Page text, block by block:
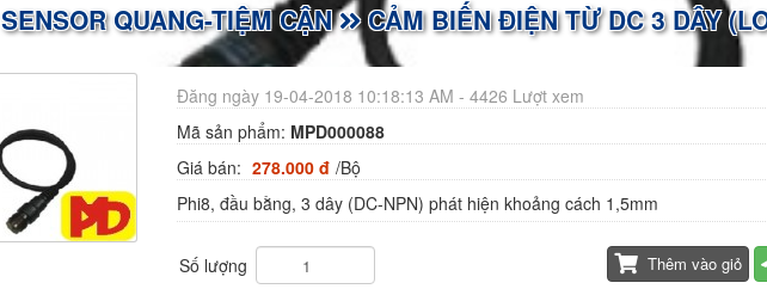
SENSOR QUANG-TIỆM CẬN CẢM BIẾN ĐIỆN TỪ DC 3 DÂY
Đăng ngày 19-04-2018 10:18:13 AM - 4426 Lượt xem
Mã sản phẩm: MPD000088
Giá bán: 278.000 đ /Bộ
Phi8, đầu bằng, 3 dây (DC-NPN) phát hiện khoảng cách 1,5mm
Số lượng Thêm vào giỏ